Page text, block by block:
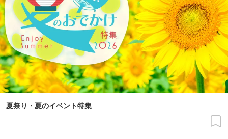
夏祭り・夏のイベント特集